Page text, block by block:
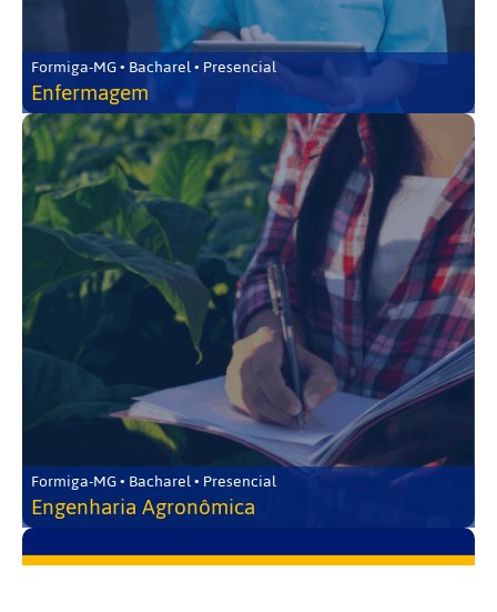
Formiga-MG • Bacharel • Presencial
Enfermagem
Formiga-MG • Bacharel • Presencial
Engenharia Agronômica